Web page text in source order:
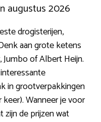
augustus 2026
drogisterijen,
aan grote ketens
of Albert Heijn.
in grootverpakkingen
Wanneer je voor
de prijzen wat